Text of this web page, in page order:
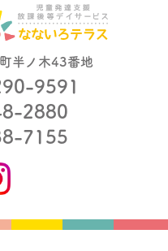
半ノ木43番地
9591
2880
7155